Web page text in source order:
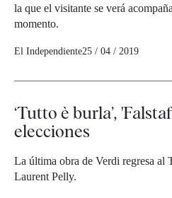
la que el visitante se verá
momento.
El Independiente25 / 04 / 2019
‘Tutto è burla’,
elecciones
La última obra de Verdi regresa al
Laurent Pelly.